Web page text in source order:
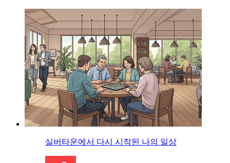
실버타운에서 다시 시작된 나의 일상